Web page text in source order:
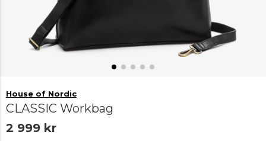
House of Nordic
CLASSIC Workbag
2 999 kr